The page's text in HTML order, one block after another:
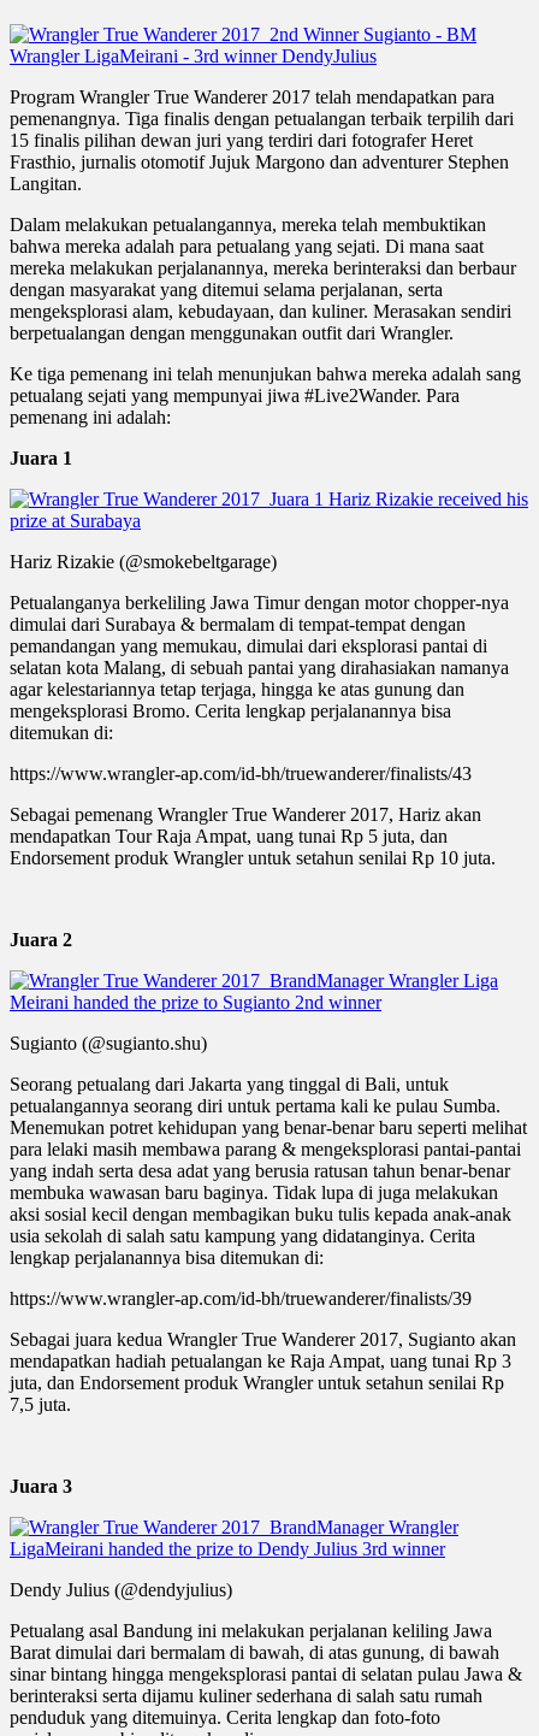
Program Wrangler True Wanderer 2017 telah mendapatkan para
pemenangnya. Tiga finalis dengan petualangan terbaik terpilih dari
15 finalis pilihan dewan juri yang terdiri dari fotografer Heret
Frasthio, jurnalis otomotif Jujuk Margono dan adventurer Stephen
Langitan.
Dalam melakukan petualangannya, mereka telah membuktikan
bahwa mereka adalah para petualang yang sejati. Di mana saat
mereka melakukan perjalanannya, mereka berinteraksi dan berbaur
dengan masyarakat yang ditemui selama perjalanan, serta
mengeksplorasi alam, kebudayaan, dan kuliner. Merasakan sendiri
berpetualangan dengan menggunakan outfit dari Wrangler.
Ke tiga pemenang ini telah menunjukan bahwa mereka adalah sang
petualang sejati yang mempunyai jiwa #Live2Wander. Para
pemenang ini adalah:
Juara 1
Hariz Rizakie (@smokebeltgarage)
Petualanganya berkeliling Jawa Timur dengan motor chopper-nya
dimulai dari Surabaya & bermalam di tempat-tempat dengan
pemandangan yang memukau, dimulai dari eksplorasi pantai di
selatan kota Malang, di sebuah pantai yang dirahasiakan namanya
agar kelestariannya tetap terjaga, hingga ke atas gunung dan
mengeksplorasi Bromo. Cerita lengkap perjalanannya bisa
ditemukan di:
https://www.wrangler-ap.com/id-bh/truewanderer/finalists/43
Sebagai pemenang Wrangler True Wanderer 2017, Hariz akan
mendapatkan Tour Raja Ampat, uang tunai Rp 5 juta, dan
Endorsement produk Wrangler untuk setahun senilai Rp 10 juta.
Juara 2
Sugianto (@sugianto.shu)
Seorang petualang dari Jakarta yang tinggal di Bali, untuk
petualangannya seorang diri untuk pertama kali ke pulau Sumba.
Menemukan potret kehidupan yang benar-benar baru seperti melihat
para lelaki masih membawa parang & mengeksplorasi pantai-pantai
yang indah serta desa adat yang berusia ratusan tahun benar-benar
membuka wawasan baru baginya. Tidak lupa di juga melakukan
aksi sosial kecil dengan membagikan buku tulis kepada anak-anak
usia sekolah di salah satu kampung yang didatanginya. Cerita
lengkap perjalanannya bisa ditemukan di:
https://www.wrangler-ap.com/id-bh/truewanderer/finalists/39
Sebagai juara kedua Wrangler True Wanderer 2017, Sugianto akan
mendapatkan hadiah petualangan ke Raja Ampat, uang tunai Rp 3
juta, dan Endorsement produk Wrangler untuk setahun senilai Rp
7,5 juta.
Juara 3
Dendy Julius (@dendyjulius)
Petualang asal Bandung ini melakukan perjalanan keliling Jawa
Barat dimulai dari bermalam di bawah, di atas gunung, di bawah
sinar bintang hingga mengeksplorasi pantai di selatan pulau Jawa &
berinteraksi serta dijamu kuliner sederhana di salah satu rumah
penduduk yang ditemuinya. Cerita lengkap dan foto-foto